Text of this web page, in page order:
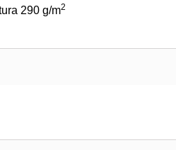
290 g/m2